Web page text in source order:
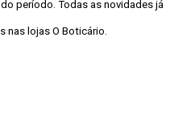
período. Todas as novidades já
nas lojas O Boticário.